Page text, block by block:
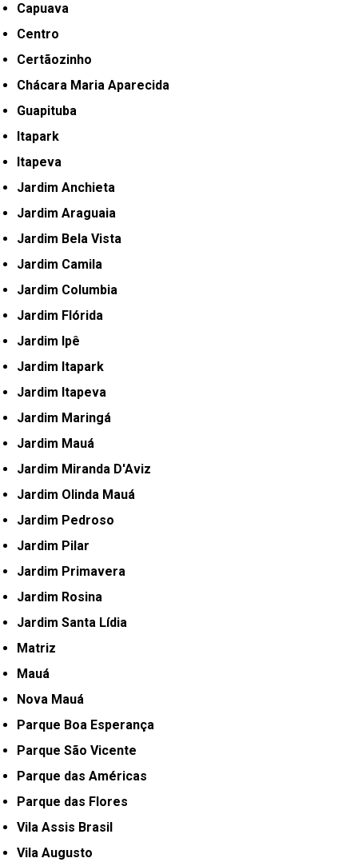
Capuava
Centro
Certãozinho
Chácara Maria Aparecida
Guapituba
Itapark
Itapeva
Jardim Anchieta
Jardim Araguaia
Jardim Bela Vista
Jardim Camila
Jardim Columbia
Jardim Flórida
Jardim Ipê
Jardim Itapark
Jardim Itapeva
Jardim Maringá
Jardim Mauá
Jardim Miranda D'Aviz
Jardim Olinda Mauá
Jardim Pedroso
Jardim Pilar
Jardim Primavera
Jardim Rosina
Jardim Santa Lídia
Matriz
Mauá
Nova Mauá
Parque Boa Esperança
Parque São Vicente
Parque das Américas
Parque das Flores
Vila Assis Brasil
Vila Augusto